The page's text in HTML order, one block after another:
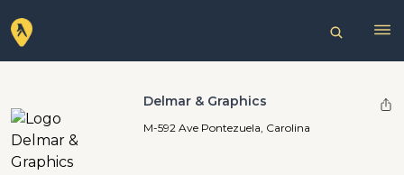
Delmar & Graphics
M-592 Ave Pontezuela, Carolina